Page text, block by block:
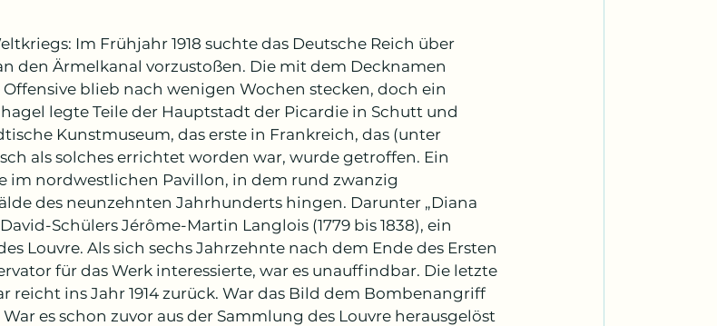
Im Frühjahr 1918 suchte das Deutsche Reich über
den Ärmelkanal vorzustoßen. Die mit dem Decknamen
Offensive blieb nach wenigen Wochen stecken, doch ein
legte Teile der Hauptstadt der Picardie in Schutt und
Kunstmuseum, das erste in Frankreich, das (unter
als solches errichtet worden war, wurde getroffen. Ein
im nordwestlichen Pavillon, in dem rund zwanzig
des neunzehnten Jahrhunderts hingen. Darunter „Diana
Schülers Jérôme-Martin Langlois (1779 bis 1838), ein
Louvre. Als sich sechs Jahrzehnte nach dem Ende des Ersten
für das Werk interessierte, war es unauffindbar. Die letzte
reicht ins Jahr 1914 zurück. War das Bild dem Bombenangriff
es schon zuvor aus der Sammlung des Louvre herausgelöst